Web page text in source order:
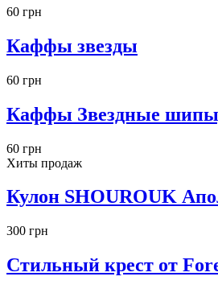
60 грн
Каффы звезды
60 грн
Каффы Звездные
60 грн
Хиты продаж
Кулон SHOUROUK
300 грн
Стильный крест от